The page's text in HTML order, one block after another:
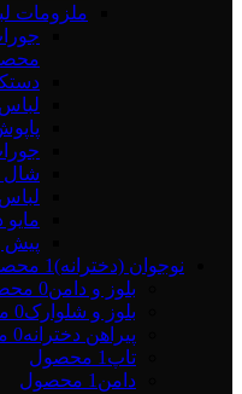
ملزومات
شال
مایو
پیش
نوجوان (دخترانه)1 محصول
بلوز و دامن0 محصول
بلوز و شلوارک0 محصول
پیراهن دخترانه0 محصول
تاپ 1 محصول
دامن 1 محصول